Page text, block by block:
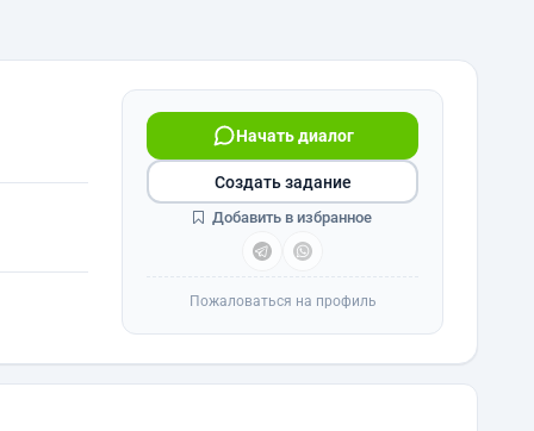
Начать диалог
Создать задание
Добавить в избранное
Пожаловаться на профиль